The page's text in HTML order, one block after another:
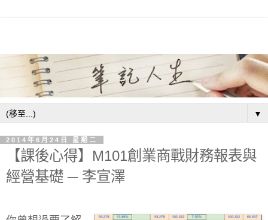
▼
2014年6月24日 星期二
【課後心得】M101創業商戰財務報表與
經營基礎 ─ 李宣澤